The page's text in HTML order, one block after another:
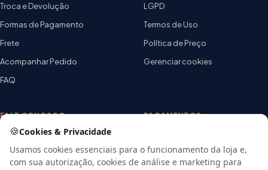
Troca e Devolução
Formas de Pagamento
Frete
Acompanhar Pedido
FAQ
LGPD
Termos de Uso
Política de Preço
Gerenciar cookies
FALE CONOSCO
TELEVENDAS / WHATSAPP
(45) 3028-1010
E-MAIL
PAGAMENTOS
🍪Cookies & Privacidade
Usamos cookies essenciais para o funcionamento da loja e,
com sua autorização, cookies de análise e marketing para